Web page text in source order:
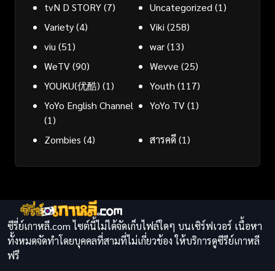
tvN D STORY(7) Uncategorized(1)
Variety(4) Viki (258)
viu(51) war(13)
WeTV(90) Wevve (25)
YOUKU(优酷) (1) Youth (117)
YoYo English Channel
(1)
YoYo TV(1)
Zombies (4) สารคดี(1)
ซีรี่ย์เกาหลี.com ไซต์นี้ไม่ได้จัดเก็บไฟล์ใดๆ บนเซิร์ฟเวอร์ เนื้อหา
ทั้งหมดจัดทำโดยบุคคลที่สามที่ไม่เกี่ยวข้อง ให้บริการดูซีรีย์เกาหลี
ฟรี